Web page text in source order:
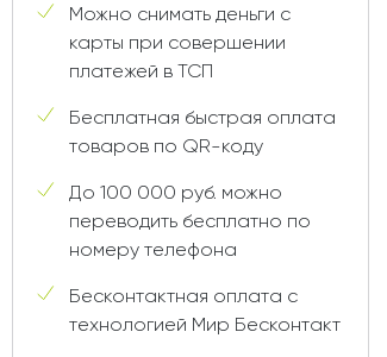
Можно снимать деньги с
карты при совершении
платежей в ТСП
Бесплатная быстрая оплата
товаров по QR-коду
До 100 000 руб. можно
переводить бесплатно по
номеру телефона
Бесконтактная оплата с
технологией Мир Бесконтакт